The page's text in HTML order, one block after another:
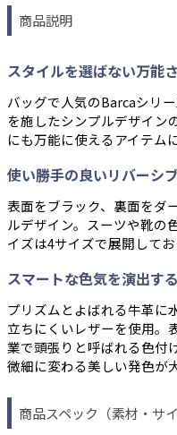
商品説明
スタイルを選ばない万能さ
バッグで人気のBarcaシリ
を施したシンプルデザイン
にも万能に使えるアイテム
使い勝手の良いリバーシ
表面をブラック、裏面をダ
ルデザイン。スーツや靴の
イズは4サイズで展開してお
スマートな色気を演出す
プリズムとよばれる牛革に
立ちにくいレザーを使用。
業で頭張りと呼ばれる色付
微細に変わる美しい発色が
商品スペック（素材・サイ